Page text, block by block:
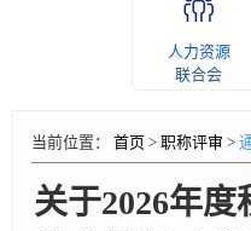
人力资源
联合会
当前位置： 首页 > 职称评审 >
关于2026年度